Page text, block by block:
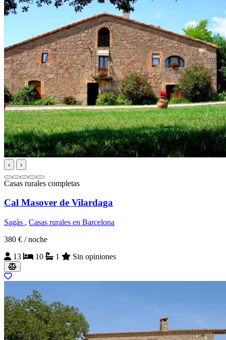
‹ ›
Casas rurales completas
Cal Masover de Vilardaga
Sagàs , Casas rurales en Barcelona
380 € / noche
13
10 1 Sin opiniones